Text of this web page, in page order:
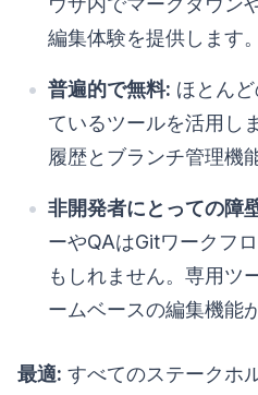
編集体験を提供します。
普遍的で無料: ほとん
ているツールを活用し
履歴とブランチ管理機能
非開発者にとっての障
ーやQAはGitワークフ
もしれません。専用ツ
ームベースの編集機能
最適: すべてのステークホ